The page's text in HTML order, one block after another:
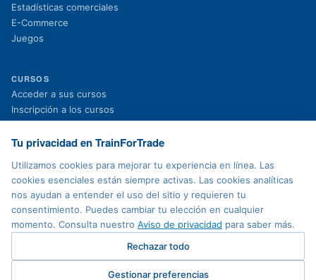
Estadísticas comerciales
E-Commerce
Juegos
CURSOS
Acceder a sus cursos
Inscripción a los cursos
Proyectos en curso
Proyectos finalizados
AVISO LEGAL
Política de privacidad
Condiciones de uso
Mapa del sitio
Tu privacidad en TrainForTrade
Utilizamos cookies para mejorar tu experiencia en línea. Las
cookies esenciales están siempre activas. Las cookies analíticas
nos ayudan a entender el uso del sitio y requieren tu
consentimiento. Puedes cambiar tu elección en cualquier
momento. Consulta nuestro Aviso de privacidad para saber más.
Rechazar todo
Gestionar preferencias